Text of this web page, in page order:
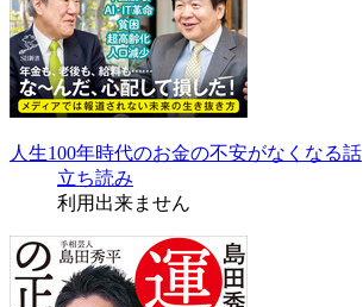
人生100年時代のお金の不安がなくなる話
立ち読み
利用出来ません